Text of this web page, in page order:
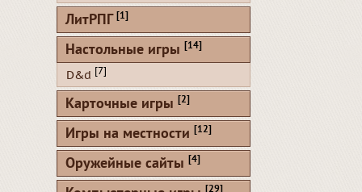
ЛитРПГ [1]
Настольные игры [14]
D&d [7]
Карточные игры [2]
Игры на местности [12]
Оружейные сайты [4]